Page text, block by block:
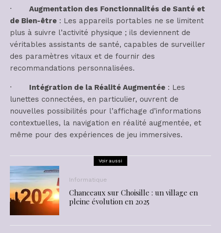
· Augmentation des Fonctionnalités de Santé et
de Bien-être : Les appareils portables ne se limitent
plus à suivre l’activité physique ; ils deviennent de
véritables assistants de santé, capables de surveiller
des paramètres vitaux et de fournir des
recommandations personnalisées.
· Intégration de la Réalité Augmentée : Les
lunettes connectées, en particulier, ouvrent de
nouvelles possibilités pour l’affichage d’informations
contextuelles, la navigation en réalité augmentée, et
même pour des expériences de jeu immersives.
Voir aussi
Informatique
Chanceaux sur Choisille : un village en
pleine évolution en 2025